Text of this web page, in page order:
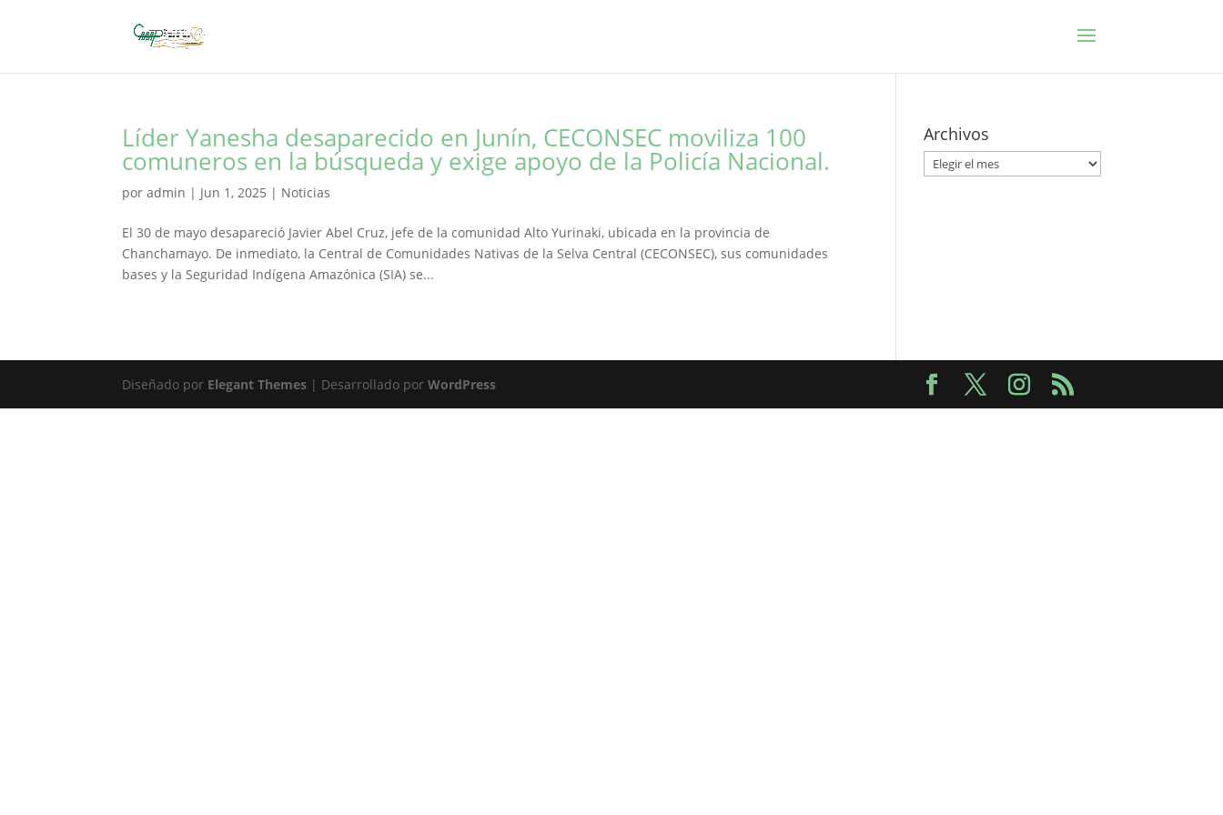
Líder Yanesha desaparecido en Junín, CECONSEC moviliza 100
comuneros en la búsqueda y exige apoyo de la Policía Nacional.
poradmin | Jun 1, 2025 | Noticias
El 30 de mayo desapareció Javier Abel Cruz, jefe de la comunidad Alto Yurinaki, ubicada en la provincia de
Chanchamayo. De inmediato, la Central de Comunidades Nativas de la Selva Central (CECONSEC), sus comunidades
bases y la Seguridad Indígena Amazónica (SIA) se...
Archivos
Archivos
Diseñado por Elegant Themes | Desarrollado porWordPress